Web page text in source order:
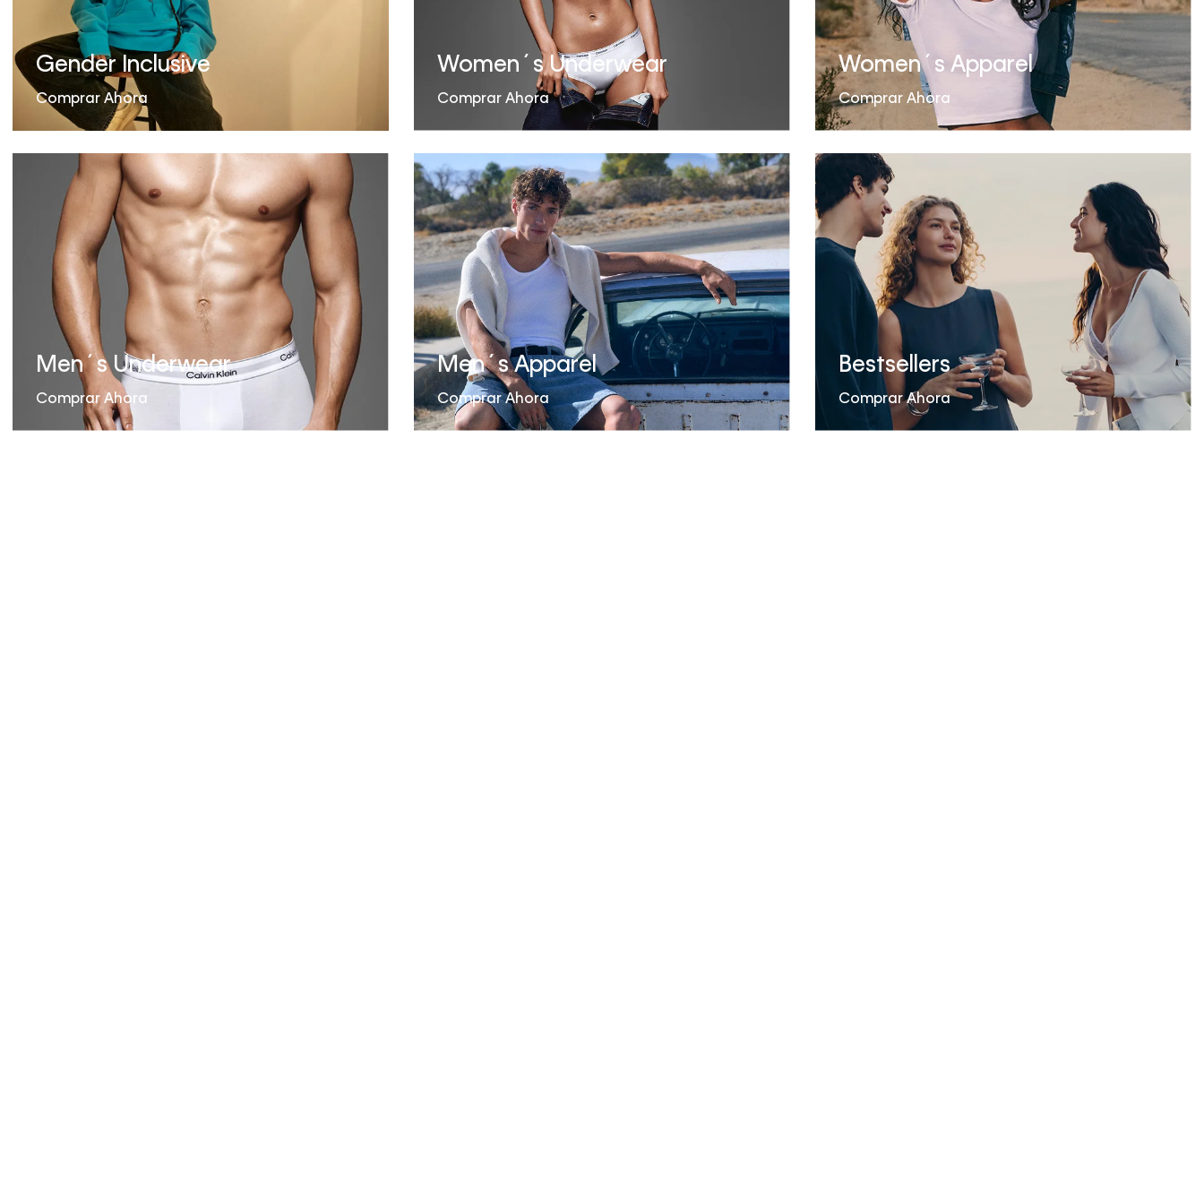
Gender Inclusive
Comprar Ahora
Women´s Underwear
Comprar Ahora
Women´s Apparel
Comprar Ahora
Men´s Underwear
Comprar Ahora
Men´s Apparel
Comprar Ahora
Bestsellers
Comprar Ahora